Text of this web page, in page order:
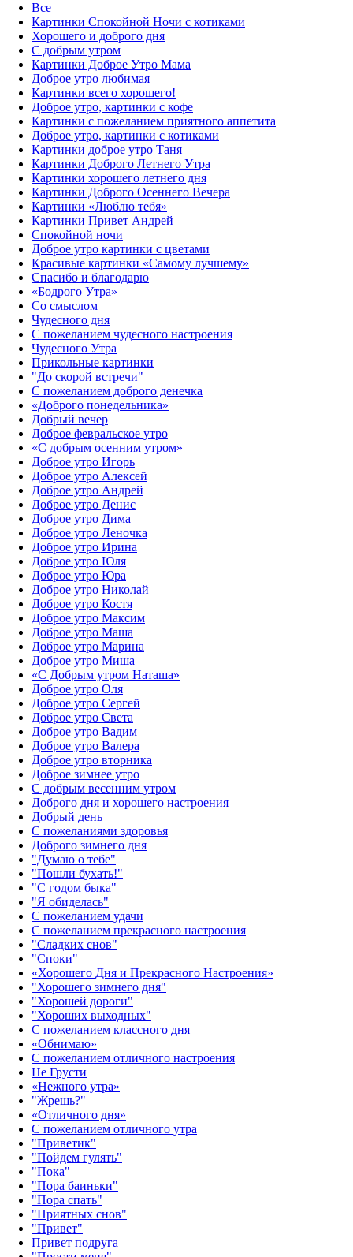
Все
Картинки Спокойной Ночи с котиками
Хорошего и доброго дня
С добрым утром
Картинки Доброе Утро Мама
Доброе утро любимая
Картинки всего хорошего!
Доброе утро, картинки с кофе
Картинки с пожеланием приятного аппетита
Доброе утро, картинки с котиками
Картинки доброе утро Таня
Картинки Доброго Летнего Утра
Картинки хорошего летнего дня
Картинки Доброго Осеннего Вечера
Картинки «Люблю тебя»
Картинки Привет Андрей
Спокойной ночи
Доброе утро картинки с цветами
Красивые картинки «Самому лучшему»
Спасибо и благодарю
«‎Бодрого Утра»‎
Со смыслом
Чудесного дня
С пожеланием чудесного настроения
Чудесного Утра
Прикольные картинки
"До скорой встречи"
С пожеланием доброго денечка
«Доброго понедельника»‎
Добрый вечер
Доброе февральское утро
«С добрым осенним утром»‎
Доброе утро Игорь
Доброе утро Алексей
Доброе утро Андрей
Доброе утро Денис
Доброе утро Дима
Доброе утро Леночка
Доброе утро Ирина
Доброе утро Юля
Доброе утро Юра
Доброе утро Николай
Доброе утро Костя
Доброе утро Максим
Доброе утро Маша
Доброе утро Марина
Доброе утро Миша
«С Добрым утром Наташа»
Доброе утро Оля
Доброе утро Сергей
Доброе утро Света
Доброе утро Вадим
Доброе утро Валера
Доброе утро вторника
Доброе зимнее утро
С добрым весенним утром
Доброго дня и хорошего настроения
Добрый день
С пожеланиями здоровья
Доброго зимнего дня
"Думаю о тебе"
"Пошли бухать!"
"С годом быка"
"Я обиделась"
С пожеланием удачи
С пожеланием прекрасного настроения
"Сладких снов"
"Споки"
«Хорошего Дня и Прекрасного Настроения»
"Хорошего зимнего дня"
"Хорошей дороги"
"Хороших выходных"
С пожеланием классного дня
«Обнимаю»
С пожеланием отличного настроения
Не Грусти
«Нежного утра»‎
"Жрешь?"
«Отличного дня»‎
С пожеланием отличного утра
"Приветик"
"Пойдем гулять"
"Пока"
"Пора баиньки"
"Пора спать"
"Приятных снов"
"Привет"
Привет подруга